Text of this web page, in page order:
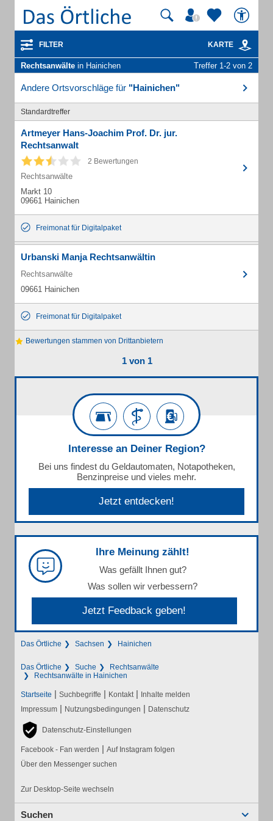
FILTER KARTE
Rechtsanwälte in Hainichen Treffer 1-2 von 2
Andere Ortsvorschläge für "Hainichen"
Standardtreffer
Artmeyer Hans-Joachim Prof. Dr. jur.
Rechtsanwalt
2 Bewertungen
Rechtsanwälte
Markt 10
09661 Hainichen
Freimonat für Digitalpaket
Urbanski Manja Rechtsanwältin
Rechtsanwälte
09661 Hainichen
Freimonat für Digitalpaket
Bewertungen stammen von Drittanbietern
1 von 1
Interesse an Deiner Region?
Bei uns findest du Geldautomaten, Notapotheken,
Benzinpreise und vieles mehr.
Jetzt entdecken!
Ihre Meinung zählt!
Was gefällt Ihnen gut?
Was sollen wir verbessern?
Jetzt Feedback geben!
Das Örtliche Sachsen Hainichen
Das Örtliche Suche
Rechtsanwälte
Rechtsanwälte in Hainichen
Startseite | Suchbegriffe | Kontakt | Inhalte melden
Impressum | Nutzungsbedingungen | Datenschutz
Datenschutz-Einstellungen
Facebook - Fan werden | Auf Instagram folgen
Über den Messenger suchen
Zur Desktop-Seite wechseln
Suchen